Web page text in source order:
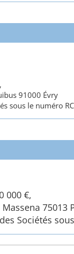
91000 Évry
sous le numéro
000 €,
75013
Sociétés